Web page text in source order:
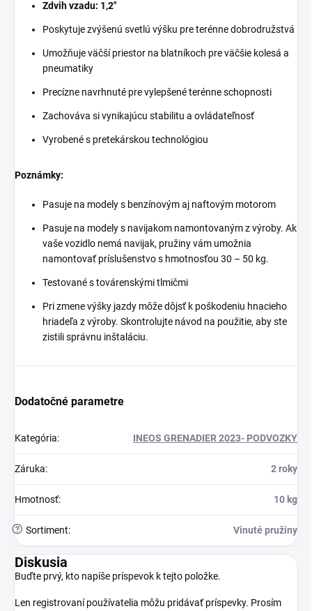
Zdvih vzadu: 1,2"
Poskytuje zvýšenú svetlú výšku pre terénne dobrodružstvá
Umožňuje väčší priestor na blatníkoch pre väčšie kolesá a
pneumatiky
Precízne navrhnuté pre vylepšené terénne schopnosti
Zachováva si vynikajúcu stabilitu a ovládateľnosť
Vyrobené s pretekárskou technológiou
Poznámky:
Pasuje na modely s benzínovým aj naftovým motorom
Pasuje na modely s navijakom namontovaným z výroby. Ak
vaše vozidlo nemá navijak, pružiny vám umožnia
namontovať príslušenstvo s hmotnosťou 30 – 50 kg.
Testované s továrenskými tlmičmi
Pri zmene výšky jazdy môže dôjsť k poškodeniu hnacieho
hriadeľa z výroby. Skontrolujte návod na použitie, aby ste
zistili správnu inštaláciu.
Dodatočné parametre
Kategória: INEOS GRENADIER 2023- PODVOZKY
Záruka: 2 roky
Hmotnosť: 10 kg
? Sortiment: Vinuté pružiny
Diskusia
Buďte prvý, kto napíše príspevok k tejto položke.
Len registrovaní používatelia môžu pridávať príspevky. Prosím